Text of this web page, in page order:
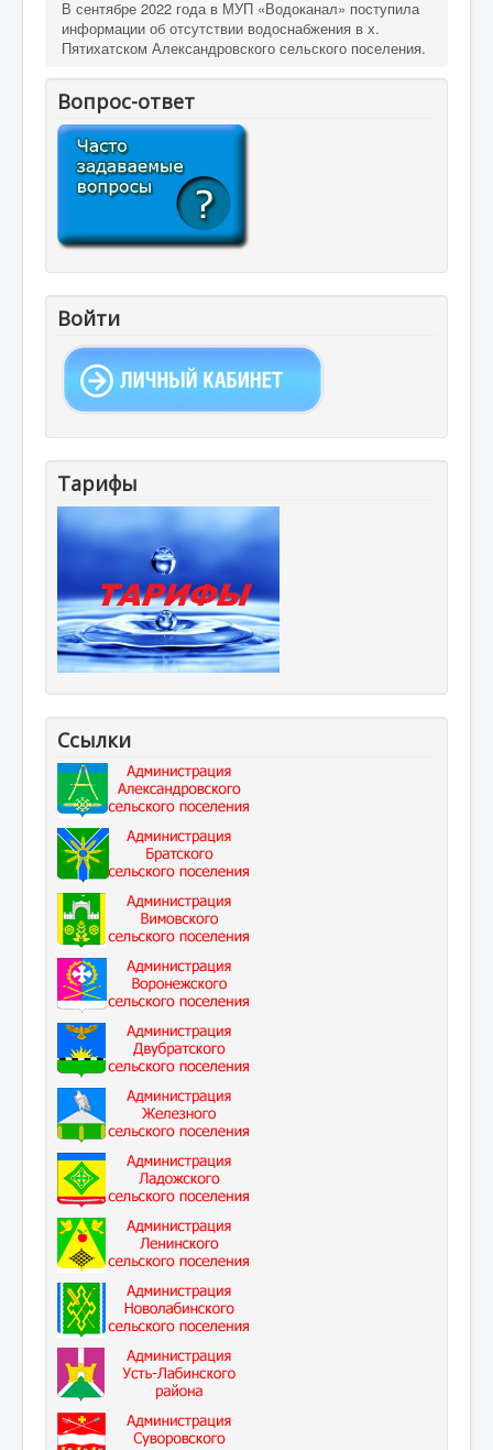
В сентябре 2022 года в МУП «Водоканал» поступила
информации об отсутствии водоснабжения в х.
Пятихатском Александровского сельского поселения.
Вопрос-ответ
Войти
Тарифы
Ссылки